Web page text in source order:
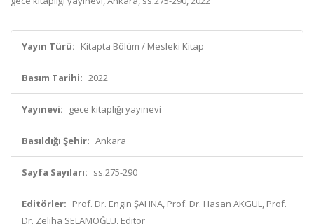
Yayın Türü: Kitapta Bölüm / Mesleki Kitap
Basım Tarihi: 2022
Yayınevi: gece kitaplığı yayınevi
Basıldığı Şehir: Ankara
Sayfa Sayıları: ss.275-290
Editörler: Prof. Dr. Engin ŞAHNA, Prof. Dr. Hasan AKGÜL, Prof.
Dr. Zeliha SELAMOĞLU, Editör